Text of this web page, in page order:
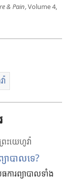
& Pa​in,Vol​ume 4,
ះយេហូវ៉ា
ាបាលទេ?
ការ​ព្យាបាល​ទាំង​